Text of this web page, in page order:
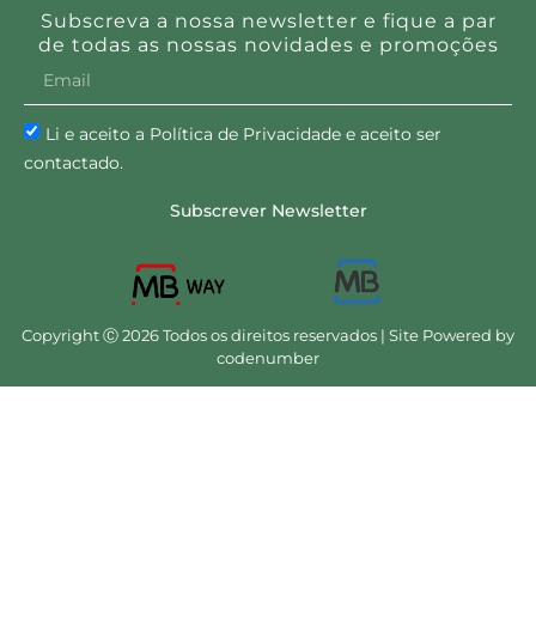
Subscreva a nossa newsletter e fique a par
de todas as nossas novidades e promoções
Li e aceito a Política de Privacidade e aceito ser
contactado.
Subscrever Newsletter
Copyright Ⓒ 2026 Todos os direitos reservados | Site Powered by
codenumber